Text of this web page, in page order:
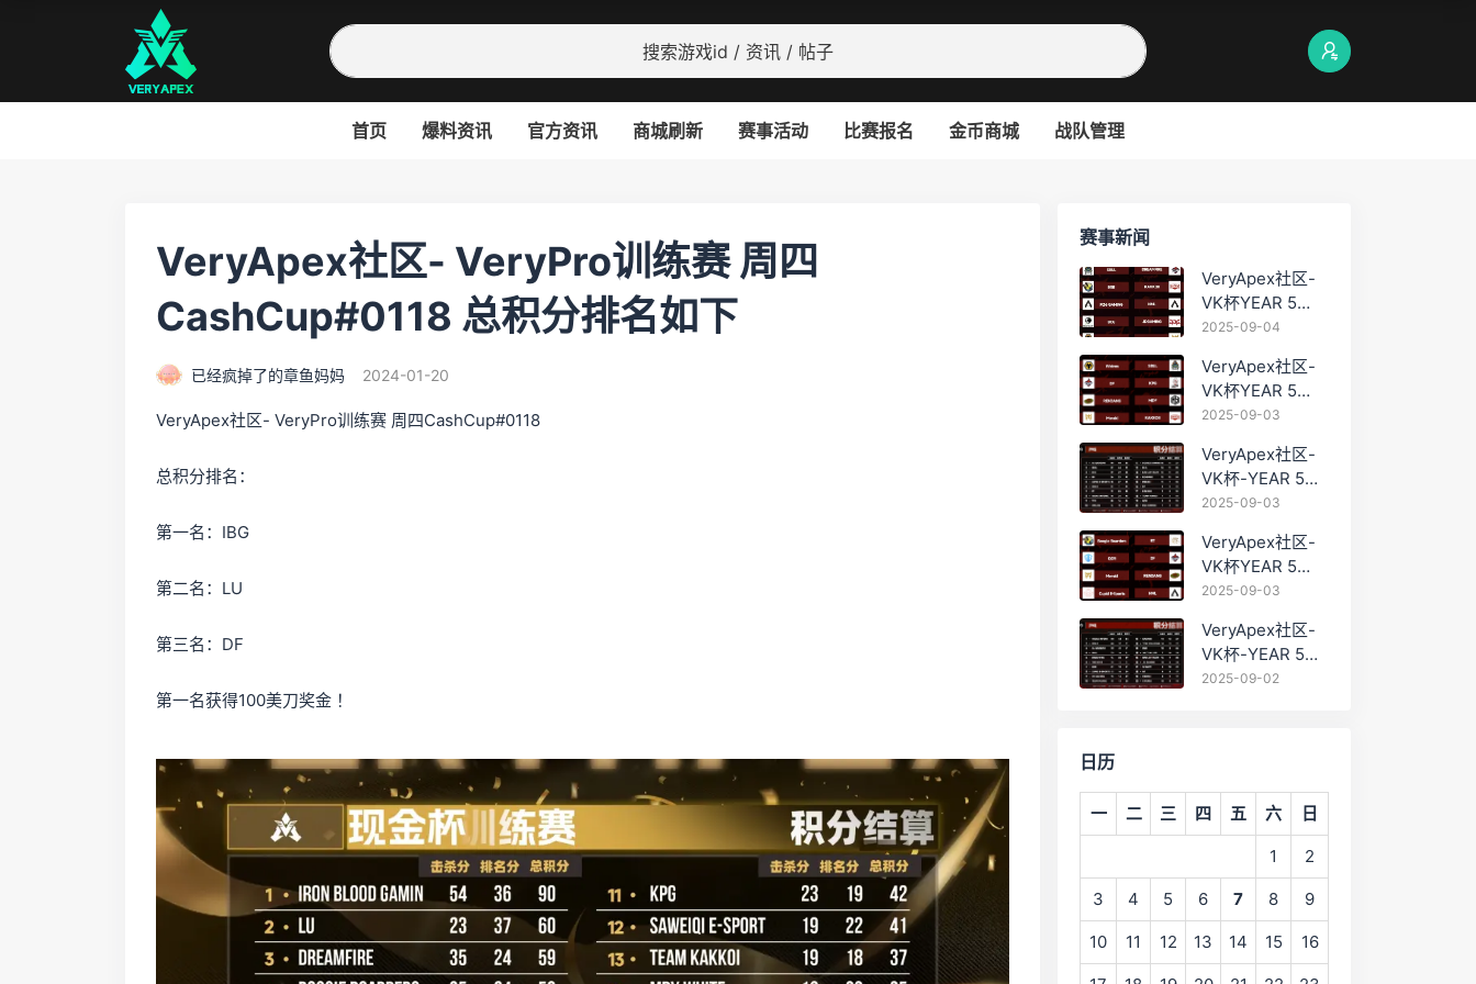
首页 爆料资讯 官方资讯 商城刷新 赛事活动 比赛报名 金币商城 战队管理
VeryApex社区- VeryPro训练赛 周四
CashCup#0118 总积分排名如下
已经疯掉了的章鱼妈妈 2024-01-20
VeryApex社区- VeryPro训练赛 周四CashCup#0118
总积分排名：
第一名：IBG
第二名：LU
第三名：DF
第一名获得100美刀奖金 ！
赛事新闻
VeryApex社区-
VK杯YEAR 5
PRO训练赛
2025-09-04
VeryApex社区-
VK杯YEAR 5
PRO训练赛
2025-09-03
VeryApex社区-
VK杯-YEAR 5
PRO训练赛
名积分：
2025-09-03
VeryApex社区-
VK杯YEAR 5
PRO训练赛
如图:
2025-09-03
VeryApex社区-
VK杯-YEAR 5
PRO训练赛
2025-09-02
日历
一 二 三 四 五 六 日
1 2
3 4 5 6 7 8 9
10 11 12 13 14 15 16